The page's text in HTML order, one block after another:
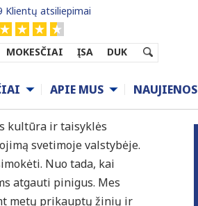
Klientų atsiliepimai
MOKESČIAI ĮSA DUK
APIE MUS NAUJIENOS
kultūra ir taisyklės
svetimoje valstybėje.
Nuo tada, kai
atgauti pinigus. Mes
metų prikauptų žinių ir